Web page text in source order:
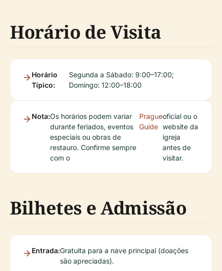
Horário de Visita
Horário
Típico:
Segunda a Sábado: 9:00–17:00;
Domingo: 12:00–18:00
Nota:Os horários podem variar
durante feriados, eventos
especiais ou obras de
restauro. Confirme sempre
com o
Prague
Guide
oficial ou o
website da
igreja
antes de
visitar.
Bilhetes e Admissão
Entrada:Gratuita para a nave principal (doações
são apreciadas).